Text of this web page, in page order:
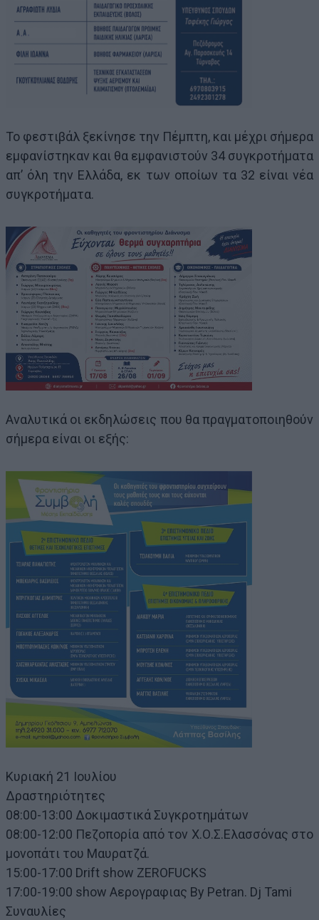
Το φεστιβάλ ξεκίνησε την Πέμπτη, και μέχρι σήμερα
εμφανίστηκαν και θα εμφανιστούν 34 συγκροτήματα
απ’ όλη την Ελλάδα, εκ των οποίων τα 32 είναι νέα
συγκροτήματα.
Αναλυτικά οι εκδηλώσεις που θα πραγματοποιηθούν
σήμερα είναι οι εξής:
Κυριακή 21 Ιουλίου
Δραστηριότητες
08:00-13:00 Δοκιμαστικά Συγκροτημάτων
08:00-12:00 Πεζοπορία από τον Χ.Ο.Σ.Ελασσόνας στο
μονοπάτι του Μαυρατζά.
15:00-17:00 Drift show ZEROFUCKS
17:00-19:00 show Αερογραφιας By Petran. Dj Tami
Συναυλίες